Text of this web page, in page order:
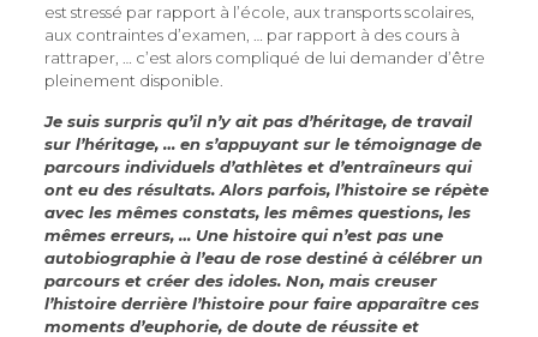
est stressé par rapport à l’école, aux transports scolaires,
aux contraintes d’examen, … par rapport à des cours à
rattraper, … c’est alors compliqué de lui demander d’être
pleinement disponible.
Je suis surpris qu’il n’y ait pas d’héritage, de travail
sur l’héritage, … en s’appuyant sur le témoignage de
parcours individuels d’athlètes et d’entraîneurs qui
ont eu des résultats. Alors parfois, l’histoire se répète
avec les mêmes constats, les mêmes questions, les
mêmes erreurs, … Une histoire qui n’est pas une
autobiographie à l’eau de rose destiné à célébrer un
parcours et créer des idoles. Non, mais creuser
l’histoire derrière l’histoire pour faire apparaître ces
moments d’euphorie, de doute de réussite et